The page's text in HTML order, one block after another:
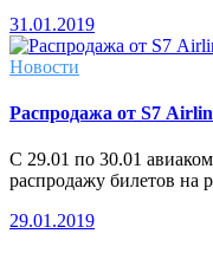
31.01.2019
Новости
Распродажа от S7
С 29.01 по 30.01
распродажу билетов на
29.01.2019